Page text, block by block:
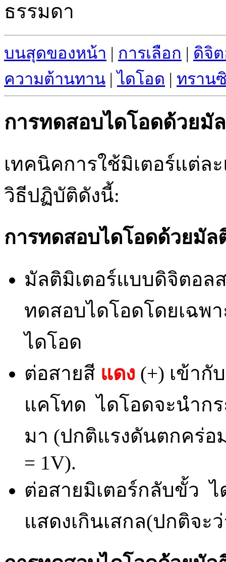
ธรรมดา
บนสุดของหน้า | การเลือก | ดิจิ
ความต้านทาน |ไดโอด | ทราน
การทดสอบไดโอดด้วยมั
เทคนิคการใช้มิเตอร์แต่ล
วิธีปฏิบัติดังนี้:
การทดสอบไดโอดด้วยมัล
มัลติมิเตอร์แบบดิจิตอล
ทดสอบไดโอดโดยเฉ
ไดโอด
ต่อสายสี แดง (+) เข้ากั
แคโทด ไดโอดจะนำก
มา (ปกติแรงดันตกคร่อ
= 1V).
ต่อสายมิเตอร์กลับขั้ว ไ
แสดงเกินเสกล(ปกติจะ